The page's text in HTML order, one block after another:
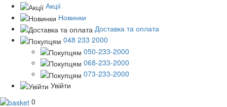
Акції
Новинки
Доставка та оплата
048 233 2000
050-233-2000
068-233-2000
073-233-2000
Увійти
0